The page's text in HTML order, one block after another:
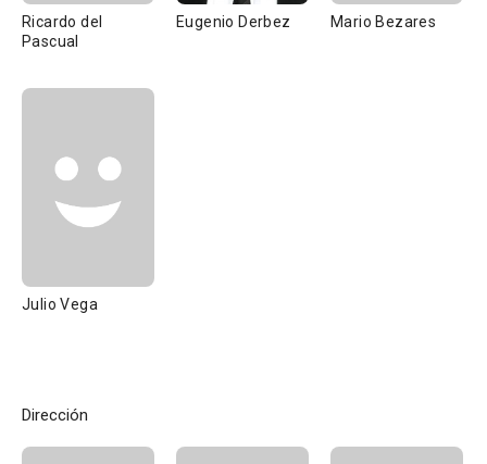
Ricardo del
Pascual
Eugenio Derbez Mario Bezares
Julio Vega
Dirección